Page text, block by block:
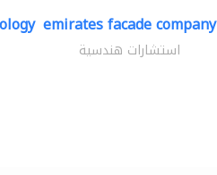
emirates facade company
استشارات هندسية